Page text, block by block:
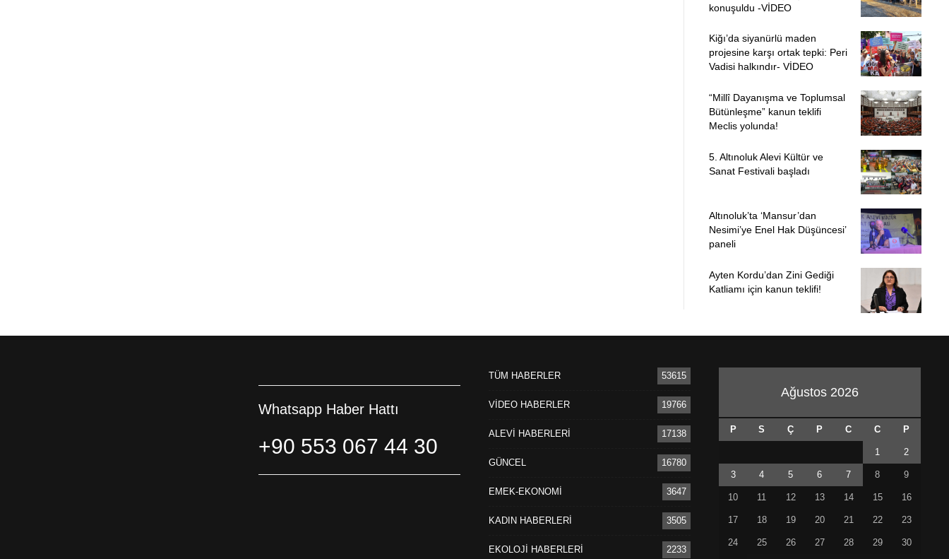
konuşuldu -VİDEO
Kiğı’da siyanürlü maden
projesine karşı ortak tepki: Peri
Vadisi halkındır- VİDEO
“Millî Dayanışma ve Toplumsal
Bütünleşme” kanun teklifi
Meclis yolunda!
5. Altınoluk Alevi Kültür ve
Sanat Festivali başladı
Altınoluk’ta ‘Mansur’dan
Nesimi’ye Enel Hak Düşüncesi’
paneli
Ayten Kordu’dan Zini Gediği
Katliamı için kanun teklifi!
Whatsapp Haber Hattı
+90 553 067 44 30
TÜM HABERLER 53615
VİDEO HABERLER 19766
ALEVİ HABERLERİ 17138
GÜNCEL 16780
EMEK-EKONOMİ 3647
KADIN HABERLERİ 3505
EKOLOJİ HABERLERİ 2233
Ağustos 2026
P S Ç P C C P
1 2
3 4 5 6 7 8 9
10 11 12 13 14 15 16
17 18 19 20 21 22 23
24 25 26 27 28 29 30